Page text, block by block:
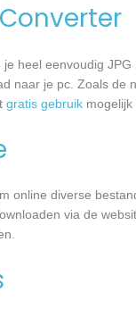
heel eenvoudig
naar je pc. Zoals
gratis gebruik
online diverse
via de